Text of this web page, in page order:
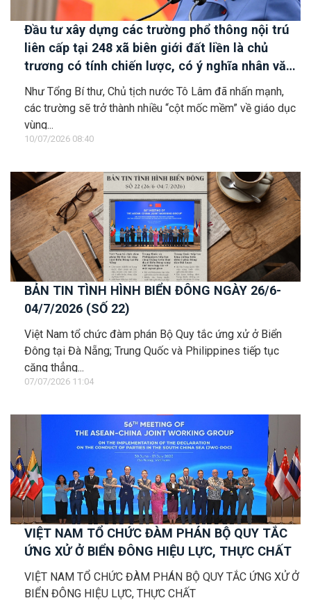
Đầu tư xây dựng các trường phổ thông nội trú
liên cấp tại 248 xã biên giới đất liền là chủ
trương có tính chiến lược, có ý nghĩa nhân văn
sâu sắc
Như Tổng Bí thư, Chủ tịch nước Tô Lâm đã nhấn mạnh,
các trường sẽ trở thành nhiều “cột mốc mềm” về giáo dục
vùng...
10/07/2026 08:40
BẢN TIN TÌNH HÌNH BIỂN ĐÔNG NGÀY 26/6-
04/7/2026 (SỐ 22)
Việt Nam tổ chức đàm phán Bộ Quy tắc ứng xử ở Biển
Đông tại Đà Nẵng; Trung Quốc và Philippines tiếp tục
căng thẳng...
07/07/2026 11:04
VIỆT NAM TỔ CHỨC ĐÀM PHÁN BỘ QUY TẮC
ỨNG XỬ Ở BIỂN ĐÔNG HIỆU LỰC, THỰC CHẤT
VIỆT NAM TỔ CHỨC ĐÀM PHÁN BỘ QUY TẮC ỨNG XỬ Ở
BIỂN ĐÔNG HIỆU LỰC, THỰC CHẤT